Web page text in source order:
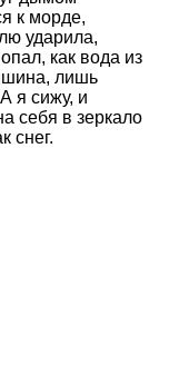
к морде,
ударила,
как вода из
лишь
я сижу, и
себя в зеркало
снег.